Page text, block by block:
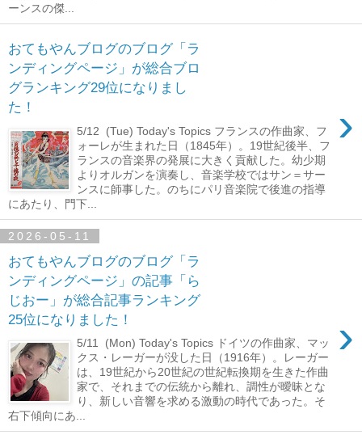
ーンスの傑...
おてもやんブログのブログ「ラ
ンディングページ」が総合ブロ
グランキング29位になりまし
た！
›
5/12 (Tue) Today's Topics フランスの作曲家、フ
ォーレが生まれた日（1845年）。19世紀後半、フ
ランスの音楽界の発展に大きく貢献した。幼少期
よりオルガンを演奏し、音楽学校ではサン＝サー
ンスに師事した。のちにパリ音楽院で後進の指導
にあたり、門下...
2026-05-11
おてもやんブログのブログ「ラ
ンディングページ」の記事「ら
じおー」が総合記事ランキング
25位になりました！
›
5/11 (Mon) Today's Topics ドイツの作曲家、マッ
クス・レーガーが没した日（1916年）。レーガー
は、19世紀から20世紀の世紀転換期を生きた作曲
家で、それまでの伝統から離れ、調性が曖昧とな
り、新しい音響を求める激動の時代であった。そ
右下傾向にあ...